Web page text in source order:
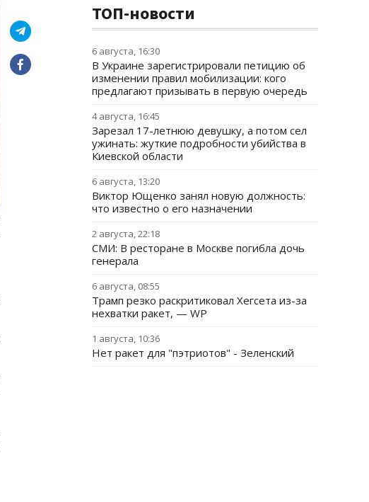
ТОП-новости
6 августа, 16:30
В Украине зарегистрировали петицию об
изменении правил мобилизации: кого
предлагают призывать в первую очередь
4 августа, 16:45
Зарезал 17-летнюю девушку, а потом сел
ужинать: жуткие подробности убийства в
Киевской области
6 августа, 13:20
Виктор Ющенко занял новую должность:
что известно о его назначении
2 августа, 22:18
СМИ: В ресторане в Москве погибла дочь
генерала
6 августа, 08:55
Трамп резко раскритиковал Хегсета из-за
нехватки ракет, — WP
1 августа, 10:36
Нет ракет для "пэтриотов" - Зеленский